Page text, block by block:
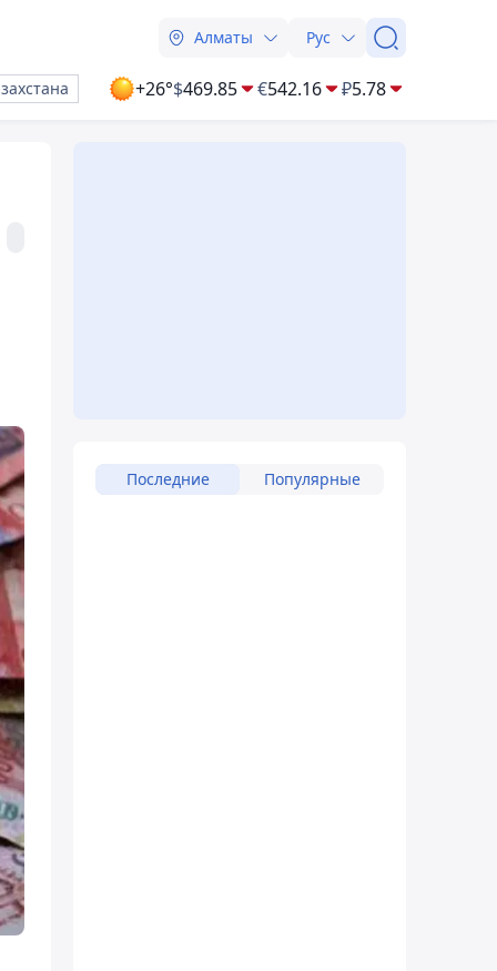
Алматы Рус
+26°$469.85 €542.16 ₽5.78
Последние Популярные